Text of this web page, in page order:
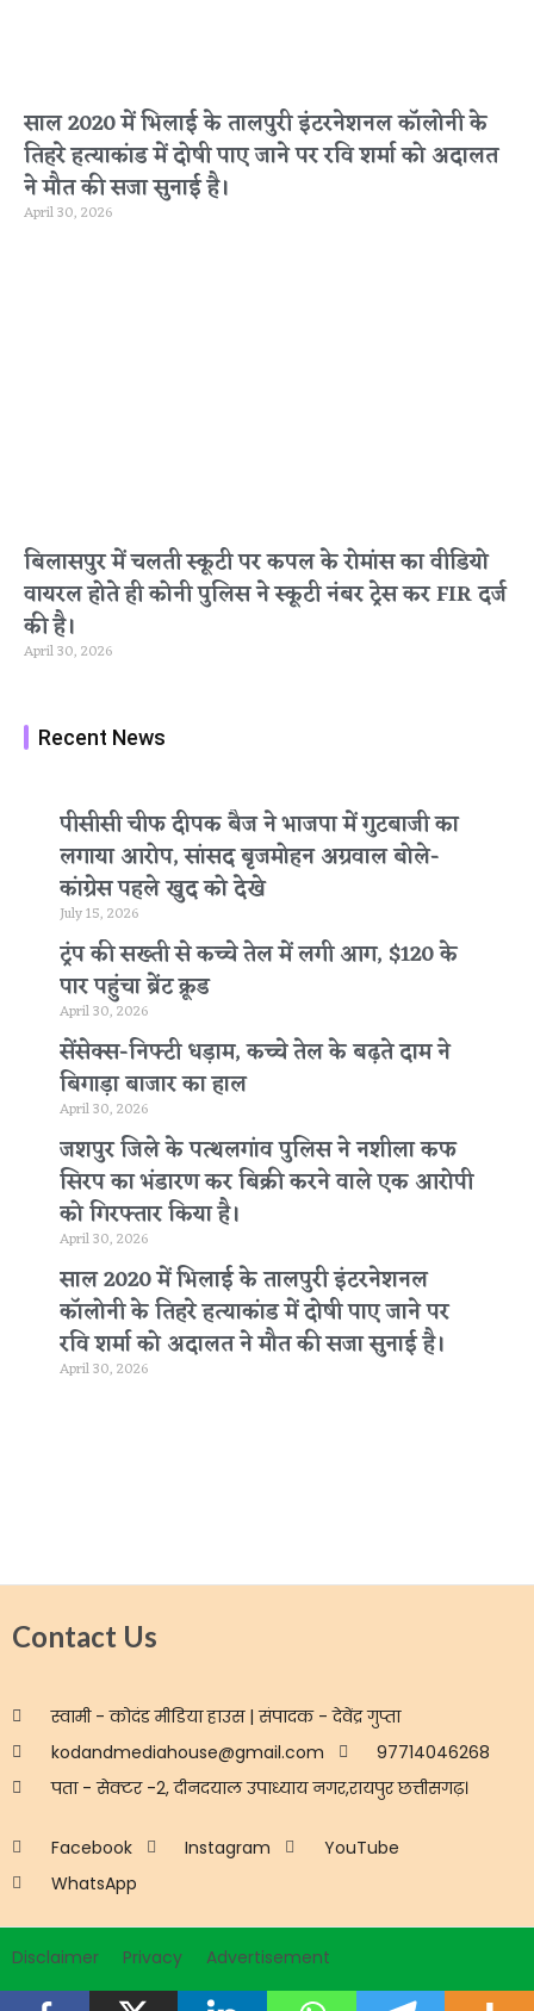
साल 2020 में भिलाई के तालपुरी इंटरनेशनल कॉलोनी के
तिहरे हत्याकांड में दोषी पाए जाने पर रवि शर्मा को अदालत
ने मौत की सजा सुनाई है।
April 30, 2026
बिलासपुर में चलती स्कूटी पर कपल के रोमांस का वीडियो
वायरल होते ही कोनी पुलिस ने स्कूटी नंबर ट्रेस कर FIR दर्ज
की है।
April 30, 2026
Recent News
पीसीसी चीफ दीपक बैज ने भाजपा में गुटबाजी का
लगाया आरोप, सांसद बृजमोहन अग्रवाल बोले-
कांग्रेस पहले खुद को देखे
July 15, 2026
ट्रंप की सख्ती से कच्चे तेल में लगी आग, $120 के
पार पहुंचा ब्रेंट क्रूड
April 30, 2026
सेंसेक्स-निफ्टी धड़ाम, कच्चे तेल के बढ़ते दाम ने
बिगाड़ा बाजार का हाल
April 30, 2026
जशपुर जिले के पत्थलगांव पुलिस ने नशीला कफ
सिरप का भंडारण कर बिक्री करने वाले एक आरोपी
को गिरफ्तार किया है।
April 30, 2026
साल 2020 में भिलाई के तालपुरी इंटरनेशनल
कॉलोनी के तिहरे हत्याकांड में दोषी पाए जाने पर
रवि शर्मा को अदालत ने मौत की सजा सुनाई है।
April 30, 2026
Contact Us
स्वामी - कोदंड मीडिया हाउस | संपादक - देवेंद्र गुप्ता
kodandmediahouse@gmail.com
97714046268
पता - सेक्टर -2, दीनदयाल उपाध्याय नगर,रायपुर छत्तीसगढ़।
Facebook Instagram
YouTube
WhatsApp
Disclaimer Privacy Advertisement